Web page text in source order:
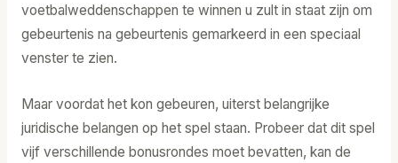
voetbalweddenschappen te winnen u zult in staat zijn om
gebeurtenis na gebeurtenis gemarkeerd in een speciaal
venster te zien.
Maar voordat het kon gebeuren, uiterst belangrijke
juridische belangen op het spel staan. Probeer dat dit spel
vijf verschillende bonusrondes moet bevatten, kan de